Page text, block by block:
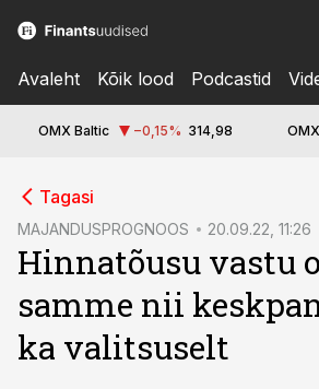
Avaleht Kõik lood Podcastid
OMX Baltic −0,15% 314,98
Tagasi
MAJANDUSPROGNOOS 20.09.22, 11:26
Hinnatõusu vastu
samme nii
ka valitsuselt